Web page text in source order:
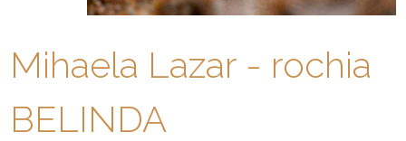
Mihaela Lazar - rochia
BELINDA